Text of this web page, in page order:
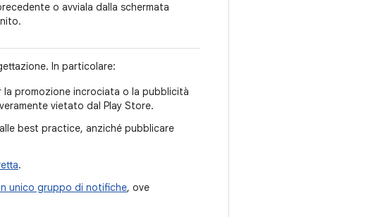
o avviala dalla schermata
In particolare:
promozione incrociata o la pubblicità
vietato dal Play Store.
best practice, anziché pubblicare
.
unico gruppo di notifiche, ove